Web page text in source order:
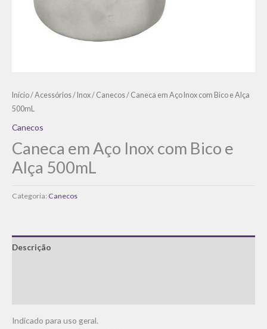
Início/Acessórios/ Inox/ Canecos/ Caneca em Aço Inox com Bico e Alça
500mL
Canecos
Caneca em Aço Inox com Bico e
Alça 500mL
Categoria: Canecos
Descrição
Indicado para uso geral.